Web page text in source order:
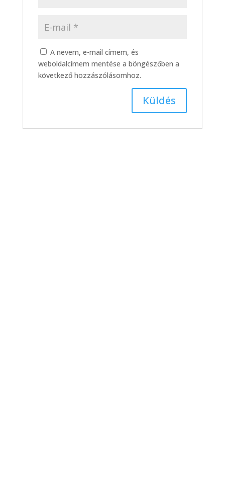
A nevem, e-mail címem, és
weboldalcímem mentése a böngészőben a
következő hozzászólásomhoz.